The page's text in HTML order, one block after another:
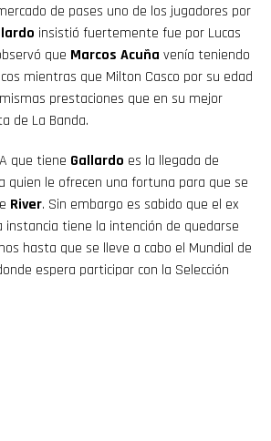
de pases uno de los jugadores por
insistió fuertemente fue por Lucas
que Marcos Acuña venía teniendo
mientras que Milton Casco por su edad
prestaciones que en su mejor
de La Banda.
que tiene Gallardo es la llegada de
a quien le ofrecen una fortuna para que se
River. Sin embargo es sabido que el ex
instancia tiene la intención de quedarse
hasta que se lleve a cabo el Mundial de
espera participar con la Selección